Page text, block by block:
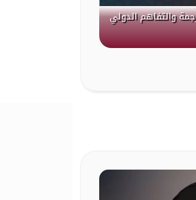
والتفاهم الدولي